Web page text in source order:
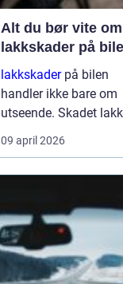
Alt du bør vite om
lakkskader på
lakkskaderpå bilen
handler ikke bare om
utseende. Skadet lakk
åpner veien for rust,
verdifall og dyrere
reparasjon fordi
virker liten, men små
merker kan raskt
09 april 2026